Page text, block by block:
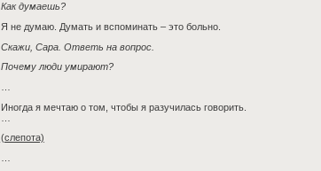
Как думаешь?
Я не думаю. Думать и вспоминать – это больно.
Скажи, Сара. Ответь на вопрос.
Почему люди умирают?
Иногда я мечтаю о том, чтобы я разучилась говорить.
(слепота)